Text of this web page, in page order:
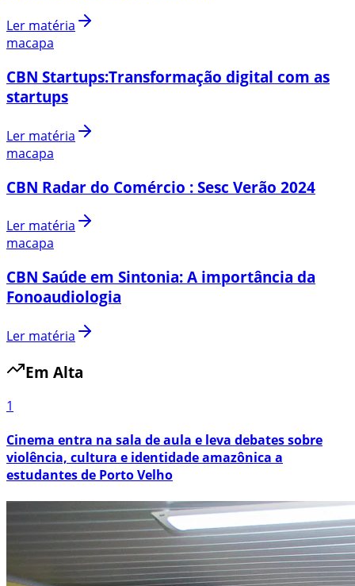
Ler matéria
macapa
CBN Startups:Transformação digital com as
startups
Ler matéria
macapa
CBN Radar do Comércio : Sesc Verão 2024
Ler matéria
macapa
CBN Saúde em Sintonia: A importância da
Fonoaudiologia
Ler matéria
Em Alta
1
Cinema entra na sala de aula e leva debates sobre
violência, cultura e identidade amazônica a
estudantes de Porto Velho